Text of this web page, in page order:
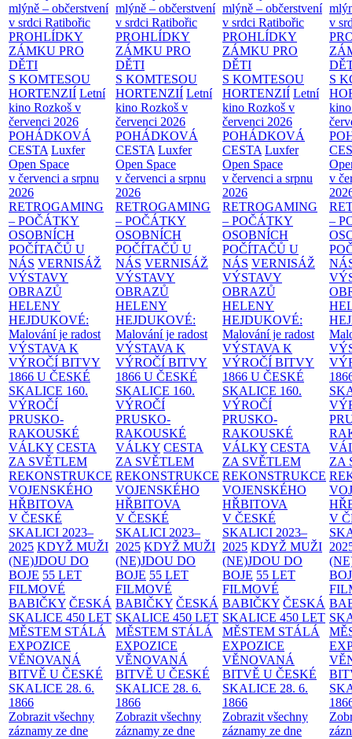
mlýně – občerstvení
v srdci Ratibořic
PROHLÍDKY
ZÁMKU PRO
DĚTI
S KOMTESOU
HORTENZIÍ Letní
kino Rozkoš v
červenci 2026
POHÁDKOVÁ
CESTA Luxfer
Open Space
v červenci a srpnu
2026
RETROGAMING
– POČÁTKY
OSOBNÍCH
POČÍTAČŮ U
NÁS VERNISÁŽ
VÝSTAVY
OBRAZŮ
HELENY
HEJDUKOVÉ:
Malování je radost
VÝSTAVA K
VÝROČÍ BITVY
1866 U ČESKÉ
SKALICE 160.
VÝROČÍ
PRUSKO-
RAKOUSKÉ
VÁLKY CESTA
ZA SVĚTLEM
REKONSTRUKCE
VOJENSKÉHO
HŘBITOVA
V ČESKÉ
SKALICI 2023–
2025 KDYŽ MUŽI
(NE)JDOU DO
BOJE 55 LET
FILMOVÉ
BABIČKY ČESKÁ
SKALICE 450 LET
MĚSTEM STÁLÁ
EXPOZICE
VĚNOVANÁ
BITVĚ U ČESKÉ
SKALICE 28. 6.
1866
Zobrazit všechny
záznamy ze dne
mlýně – občerstvení
v srdci Ratibořic
PROHLÍDKY
ZÁMKU PRO
DĚTI
S KOMTESOU
HORTENZIÍ Letní
kino Rozkoš v
červenci 2026
POHÁDKOVÁ
CESTA Luxfer
Open Space
v červenci a srpnu
2026
RETROGAMING
– POČÁTKY
OSOBNÍCH
POČÍTAČŮ U
NÁS VERNISÁŽ
VÝSTAVY
OBRAZŮ
HELENY
HEJDUKOVÉ:
Malování je radost
VÝSTAVA K
VÝROČÍ BITVY
1866 U ČESKÉ
SKALICE 160.
VÝROČÍ
PRUSKO-
RAKOUSKÉ
VÁLKY CESTA
ZA SVĚTLEM
REKONSTRUKCE
VOJENSKÉHO
HŘBITOVA
V ČESKÉ
SKALICI 2023–
2025 KDYŽ MUŽI
(NE)JDOU DO
BOJE 55 LET
FILMOVÉ
BABIČKY ČESKÁ
SKALICE 450 LET
MĚSTEM STÁLÁ
EXPOZICE
VĚNOVANÁ
BITVĚ U ČESKÉ
SKALICE 28. 6.
1866
Zobrazit všechny
záznamy ze dne
mlýně – občerstvení
v srdci Ratibořic
PROHLÍDKY
ZÁMKU PRO
DĚTI
S KOMTESOU
HORTENZIÍ Letní
kino Rozkoš v
červenci 2026
POHÁDKOVÁ
CESTA Luxfer
Open Space
v červenci a srpnu
2026
RETROGAMING
– POČÁTKY
OSOBNÍCH
POČÍTAČŮ U
NÁS VERNISÁŽ
VÝSTAVY
OBRAZŮ
HELENY
HEJDUKOVÉ:
Malování je radost
VÝSTAVA K
VÝROČÍ BITVY
1866 U ČESKÉ
SKALICE 160.
VÝROČÍ
PRUSKO-
RAKOUSKÉ
VÁLKY CESTA
ZA SVĚTLEM
REKONSTRUKCE
VOJENSKÉHO
HŘBITOVA
V ČESKÉ
SKALICI 2023–
2025 KDYŽ MUŽI
(NE)JDOU DO
BOJE 55 LET
FILMOVÉ
BABIČKY ČESKÁ
SKALICE 450 LET
MĚSTEM STÁLÁ
EXPOZICE
VĚNOVANÁ
BITVĚ U ČESKÉ
SKALICE 28. 6.
1866
Zobrazit všechny
záznamy ze dne
v
S
v
–
ZA
V